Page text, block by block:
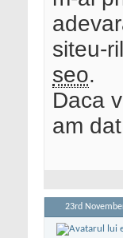
siteu-
seo.
Daca
am
23rd